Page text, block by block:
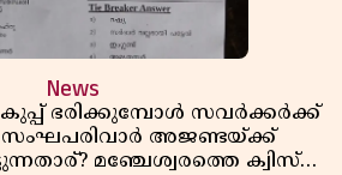
News
വകുപ്പ് ഭരിക്കുമ്പോൾ സവർക്കർക്ക്
സംഘപരിവാർ അജണ്ടയ്ക്ക്
മഞ്ചേശ്വരത്തെ ക്വിസ്